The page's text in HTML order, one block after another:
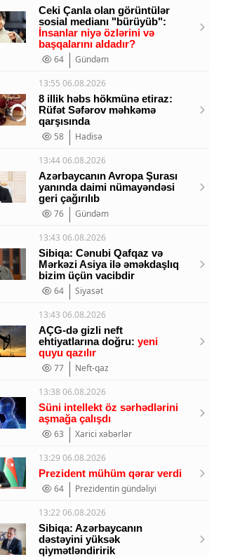
Все новости по
падению вертолета на
Кавказе: читать здесь
ждать
Ceki Çanla olan görüntülər
sosial medianı "bürüyüb":
İnsanlar niyə özlərini və
başqalarını aldadır?
64
Gündəm
13:55 06.08.2026
8 illik həbs hökmünə etiraz:
Rüfət Səfərov məhkəmə
qarşısında
58
Hadisə
13:44 06.08.2026
Azərbaycanın Avropa Şurası
yanında daimi nümayəndəsi
geri çağırılıb
76
Gündəm
13:43 06.08.2026
Sibiqa: Cənubi Qafqaz və
Mərkəzi Asiya ilə əməkdaşlıq
bizim üçün vacibdir
64
Siyasət
13:43 06.08.2026
AÇG-də gizli neft
ehtiyatlarına doğru: yeni
quyu qazılır
77
Neft-qaz
13:38 06.08.2026
Süni intellekt öz sərhədlərini
aşmağa çalışdı
63
Xarici xəbərlər
13:29 06.08.2026
Prezident mühüm qərar verdi
64
Prezidentin gündəliyi
13:22 06.08.2026
Sibiqa: Azərbaycanın
dəstəyini yüksək
qiymətləndiririk